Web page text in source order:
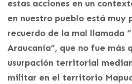
estas acciones en un
en nuestro pueblo está muy
recuerdo de la mal llamada
Araucanía”, que no fue más
usurpación territorial
militar en el territorio